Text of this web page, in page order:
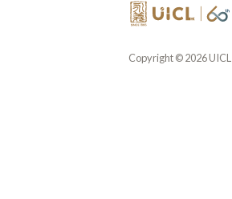
Copyright © 2026 UICL